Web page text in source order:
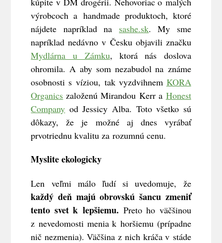
výrobcoch a handmade produktoch, ktoré
nájdete napríklad na sashe.sk. My sme
napríklad nedávno v Česku objavili značku
Mydlárna u Zámku, ktorá nás doslova
ohromila. A aby som nezabudol na známe
osobnosti s víziou, tak vyzdvihnem KORA
Organics založenú Mirandou Kerr a Honest
Company od Jessicy Alba. Toto všetko sú
dôkazy, že je možné aj dnes vyrábať
prvotriednu kvalitu za rozumnú cenu.
Myslite ekologicky
Len veľmi málo ľudí si uvedomuje, že
každý deň majú obrovskú šancu zmeniť
tento svet k lepšiemu. Preto ho väčšinou
z nevedomosti menia k horšiemu (prípadne
nič nezmenia). Väčšina z nich kráča v stáde